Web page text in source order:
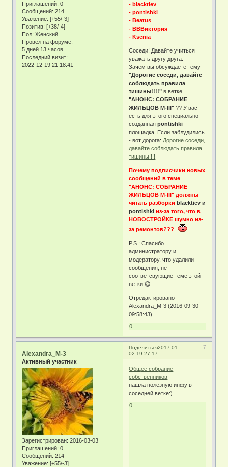
Приглашений: 0
Сообщений: 214
Уважение: [+55/-3]
Позитив: [+38/-4]
Пол: Женский
Провел на форуме:
5 дней 13 часов
Последний визит:
2022-12-19 21:18:41
- blacktiev
- pontishki
- Beatus
- ВВВиктория
- Ksenia
Соседи! Давайте учиться
уважать другу друга.
Зачем вы обсуждаете тему
"Дорогие соседи, давайте
соблюдать правила
тишины!!!!" в ветке
"АНОНС: СОБРАНИЕ
ЖИЛЬЦОВ М-III" ?? У вас
есть для этого специально
созданнаяpontishki
площадка. Если заблудились
- вот дорога: Дорогие соседи,
давайте соблюдать правила
тишины!!!!
Почему подписчики новых
сообщений в теме
"АНОНС: СОБРАНИЕ
ЖИЛЬЦОВ М-III" должны
читать разборки blacktiev и
pontishki из-за того, что в
НОВОСТРОЙКЕ шумно из-
за ремонтов???
P.S.: Спасибо
администратору и
модератору, что удалили
сообщения, не
соответсвующие теме этой
ветки!😄
Отредактировано
Alexandra_M-3 (2016-09-30
09:58:43)
0
Поделиться 7
2017-01-
02 19:27:17
Alexandra_M-3
Активный участник
Зарегистрирован: 2016-03-03
Приглашений: 0
Сообщений: 214
Уважение: [+55/-3]
Общее собрание
собственников
нашла полезную инфу в
соседней ветке:)
0